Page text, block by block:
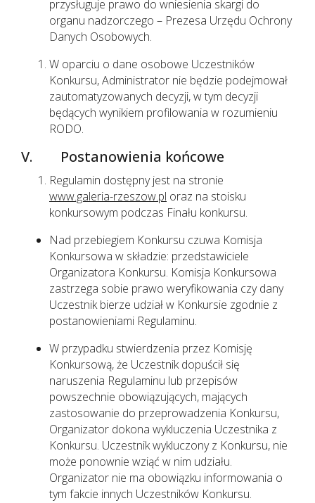
przysługuje prawo do wniesienia skargi do
organu nadzorczego – Prezesa Urzędu Ochrony
Danych Osobowych.
W oparciu o dane osobowe Uczestników
Konkursu, Administrator nie będzie podejmował
zautomatyzowanych decyzji, w tym decyzji
będących wynikiem profilowania w rozumieniu
RODO.
V. Postanowienia końcowe
Regulamin dostępny jest na stronie
www.galeria-rzeszow.pl oraz na stoisku
konkursowym podczas Finału konkursu.
Nad przebiegiem Konkursu czuwa Komisja
Konkursowa w składzie: przedstawiciele
Organizatora Konkursu. Komisja Konkursowa
zastrzega sobie prawo weryfikowania czy dany
Uczestnik bierze udział w Konkursie zgodnie z
postanowieniami Regulaminu.
W przypadku stwierdzenia przez Komisję
Konkursową, że Uczestnik dopuścił się
naruszenia Regulaminu lub przepisów
powszechnie obowiązujących, mających
zastosowanie do przeprowadzenia Konkursu,
Organizator dokona wykluczenia Uczestnika z
Konkursu. Uczestnik wykluczony z Konkursu, nie
może ponownie wziąć w nim udziału.
Organizator nie ma obowiązku informowania o
tym fakcie innych Uczestników Konkursu.